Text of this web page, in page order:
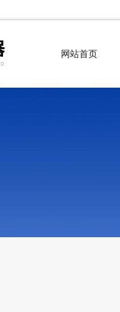
网站首页